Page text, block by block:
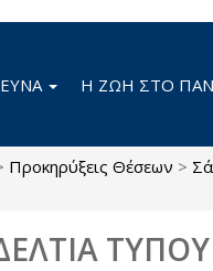
Η ΖΩΗ ΣΤΟ
Προκηρύξεις Θέσεων >